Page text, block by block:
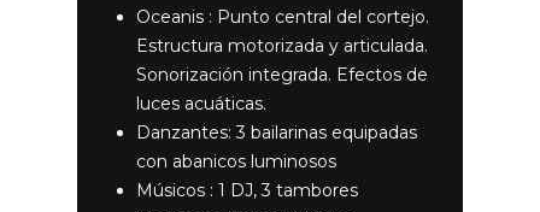
Oceanis : Punto central del cortejo.
Estructura motorizada y articulada.
Sonorización integrada. Efectos de
luces acuáticas.
Danzantes: 3 bailarinas equipadas
con abanicos luminosos
Músicos : 1 DJ, 3 tambores